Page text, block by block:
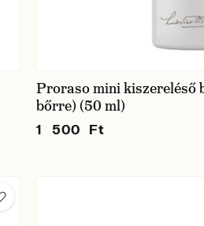
Proraso mini kiszereléső
bőrre) (50 ml)
1 500 Ft